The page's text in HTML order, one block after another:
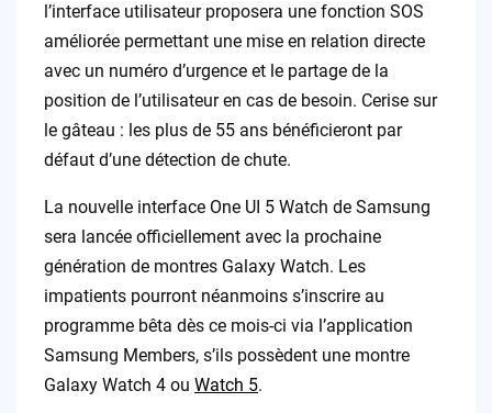
l’interface utilisateur proposera une fonction SOS
améliorée permettant une mise en relation directe
avec un numéro d’urgence et le partage de la
position de l’utilisateur en cas de besoin. Cerise sur
le gâteau : les plus de 55 ans bénéficieront par
défaut d’une détection de chute.
La nouvelle interface One UI 5 Watch de Samsung
sera lancée officiellement avec la prochaine
génération de montres Galaxy Watch. Les
impatients pourront néanmoins s’inscrire au
programme bêta dès ce mois-ci via l’application
Samsung Members, s’ils possèdent une montre
Galaxy Watch 4 ou Watch 5.